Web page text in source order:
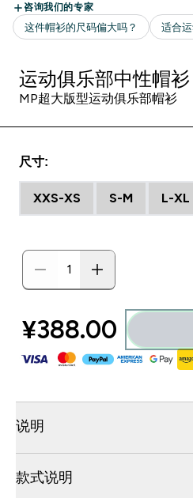
运动俱乐部中性帽衫
MP超大版型运动俱乐部帽衫
尺寸:
XXS-XS S-M L-XL
¥388.00‎
说明
款式说明